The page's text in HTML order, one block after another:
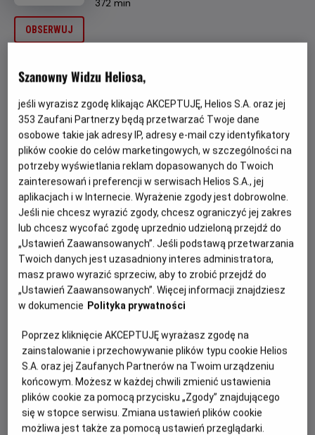
OBSERWUJ
372 min
OPIS WYDARZENIA
Już26 czerwca, na dobry początek wakacji, zaraz po
rozdaniu szkolnych świadectw, Nocne Maratony Filmowe
zapraszają na Maraton Horrorów! Ten przygotowany z
myślą o Was zestaw filmów, to idealny sposób na
odreagowanie całego roku szkolnego! Na początek
pierwsza przerażająca premiera tego wieczoru, “RYTUAŁ
LILY” ! Po krótkiej przerwie, trzymający w obezwładniającym
napięciu, przedpremierowy pokaz filmu„LALKA”. Dalej
będzie jeszcze mocniej, bo kolejną premierą tej nocy
będzie„KRWAWE POLOWANIE”i na koniec
„POŚWIĘCENI”.
Start:26.06.2026, godz. 23.00;Meta:
Zagramy kolejno:
RYTUAŁ LILY( PREMIERA!)
LALKA( PRZEDPREMIERA!)
KRWAWE POLOWANIE(PREMIERA!)
POŚWIĘCENI
Szanowny Widzu Heliosa,
jeśli wyrazisz zgodę klikając AKCEPTUJĘ, Helios S.A. oraz jej
353 Zaufani Partnerzy będą przetwarzać Twoje dane
osobowe takie jak adresy IP, adresy e-mail czy identyfikatory
plików cookie do celów marketingowych, w szczególności na
potrzeby wyświetlania reklam dopasowanych do Twoich
zainteresowań i preferencji w serwisach Helios S.A., jej
aplikacjach i w Internecie. Wyrażenie zgody jest dobrowolne.
Jeśli nie chcesz wyrazić zgody, chcesz ograniczyć jej zakres
lub chcesz wycofać zgodę uprzednio udzieloną przejdź do
„Ustawień Zaawansowanych”. Jeśli podstawą przetwarzania
Twoich danych jest uzasadniony interes administratora,
masz prawo wyrazić sprzeciw, aby to zrobić przejdź do
„Ustawień Zaawansowanych”. Więcej informacji znajdziesz
w dokumencie Polityka prywatności
Poprzez kliknięcie AKCEPTUJĘ wyrażasz zgodę na
zainstalowanie i przechowywanie plików typu cookie Helios
S.A. oraz jej Zaufanych Partnerów na Twoim urządzeniu
końcowym. Możesz w każdej chwili zmienić ustawienia
plików cookie za pomocą przycisku „Zgody” znajdującego
się w stopce serwisu. Zmiana ustawień plików cookie
możliwa jest także za pomocą ustawień przeglądarki.